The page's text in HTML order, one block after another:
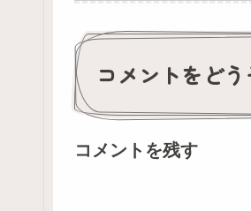
コメントをどう
コメントを残す